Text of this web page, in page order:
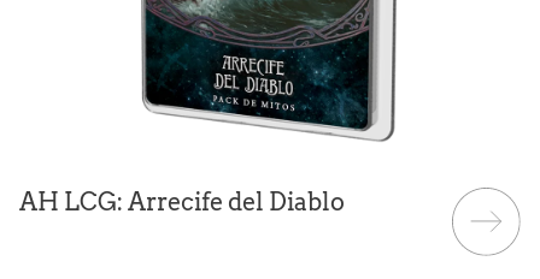
AH LCG: Arrecife del Diablo